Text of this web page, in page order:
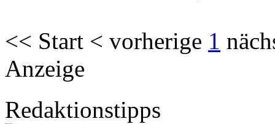
<< Start < vorherige 1
Anzeige
Redaktionstipps